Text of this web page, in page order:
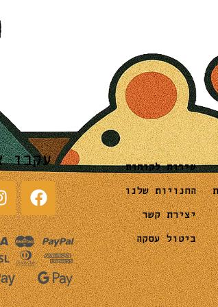
שירות לקוחות
החנויות שלנו
יצירת קשר
ביטול עסקה
עקבו